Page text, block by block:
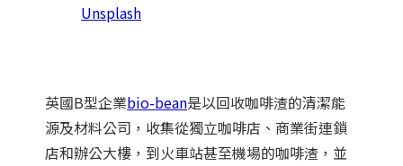
Unsplash
英國B型企業bio-bean是以回收咖啡渣的清潔能
源及材料公司，收集從獨立咖啡店、商業街連鎖
店和辦公大樓，到火車站甚至機場的咖啡渣，並